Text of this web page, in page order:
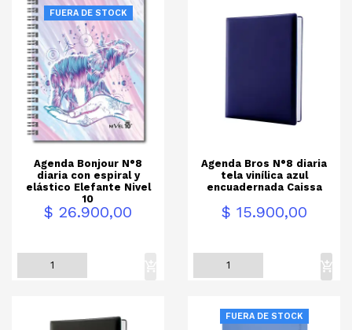
FUERA DE STOCK
Agenda Bonjour N°8
diaria con espiral y
elástico Elefante Nivel
10
Precio$ 26.900,00
Agenda Bros N°8 diaria
tela vinílica azul
encuadernada Caissa
Precio$ 15.900,00
FUERA DE STOCK